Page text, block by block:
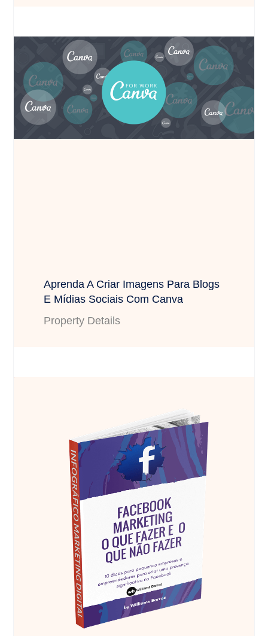
Aprenda A Criar Imagens Para Blogs
E Mídias Sociais Com Canva
Property Details